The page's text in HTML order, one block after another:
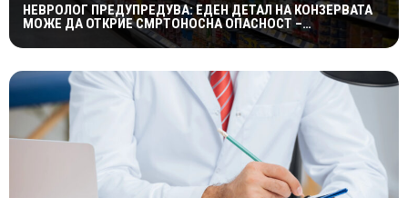
НЕВРОЛОГ ПРЕДУПРЕДУВА: ЕДЕН ДЕТАЛ НА КОНЗЕРВАТА
МОЖЕ ДА ОТКРИЕ СМРТОНОСНА ОПАСНОСТ –
СИМПТОМИТЕ СЕ ПОЈАВУВААТ ПРЕДОЦНА